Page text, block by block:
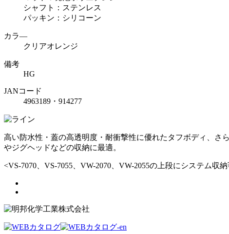
シャフト：ステンレス
パッキン：シリコーン
カラ―
クリアオレンジ
備考
HG
JANコード
4963189・914277
高い防水性・蓋の高透明度・耐衝撃性に優れたタフボディ、さ
やジグヘッドなどの収納に最適。
<VS-7070、VS-7055、VW-2070、VW-2055の上段にシステム収